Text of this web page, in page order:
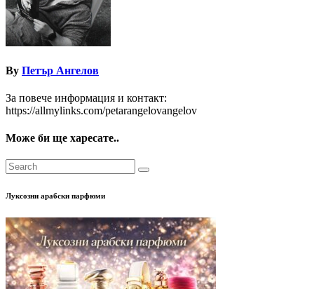
By Петър Ангелов
За повече информация и контакт:
https://allmylinks.com/petarangelovangelov
Може би ще харесате..
Луксозни арабски парфюми